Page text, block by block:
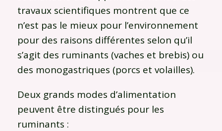
travaux scientifiques montrent que ce
n’est pas le mieux pour l’environnement
pour des raisons différentes selon qu’il
s’agit des ruminants (vaches et brebis) ou
des monogastriques (porcs et volailles).
Deux grands modes d’alimentation
peuvent être distingués pour les
ruminants :